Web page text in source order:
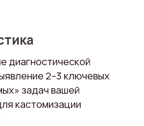
диагностической
2–3 ключевых
задач вашей
кастомизации